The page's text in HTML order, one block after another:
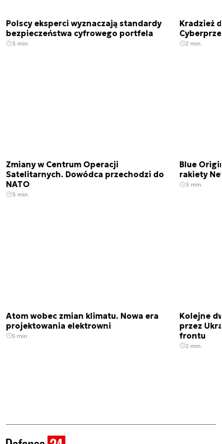
Polscy eksperci wyznaczają standardy
bezpieczeństwa cyfrowego portfela
3 min.
Kradzież
2 min.
Zmiany w Centrum Operacji
Satelitarnych. Dowódca przechodzi do
NATO
3 min.
Blue
rakiety
3 min.
Atom wobec zmian klimatu. Nowa era
projektowania elektrowni
5 min.
Kolejne
przez
frontu
2 min.